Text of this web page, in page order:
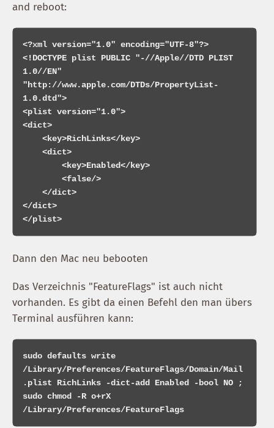
and reboot:
<?xml version="1.0" encoding="UTF-8"?>
<!DOCTYPE plist PUBLIC "-//Apple//DTD PLIST
1.0//EN"
"http://www.apple.com/DTDs/PropertyList-
1.0.dtd">
<plist version="1.0">
<dict>
</dict>
Dann den Mac neu bebooten
Das Verzeichnis "FeatureFlags" ist auch nicht
vorhanden. Es gibt da einen Befehl den man übers
Terminal ausführen kann:
sudo defaults write
/Library/Preferences/FeatureFlags/Domain/Mail
.plist RichLinks -dict-add Enabled -bool NO ;
sudo chmod -R o+rX